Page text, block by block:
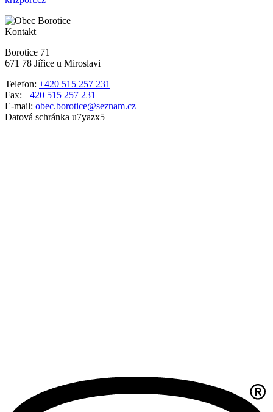
Kontakt
Borotice 71
671 78 Jiřice u Miroslavi
Telefon: +420 515 257 231
Fax: +420 515 257 231
E-mail: obec.borotice@seznam.cz
Datová schránka u7yazx5